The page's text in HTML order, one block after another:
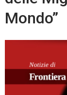
Mondo”